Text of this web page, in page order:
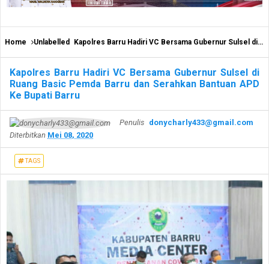
Home Unlabelled Kapolres Barru Hadiri VC Bersama Gubernur Sulsel di Ruang Basic Pemda Barru dan Serahkan Bantuan APD Ke Bupati Barru
Kapolres Barru Hadiri VC Bersama Gubernur Sulsel di
Ruang Basic Pemda Barru dan Serahkan Bantuan APD
Ke Bupati Barru
Penulis donycharly433@gmail.com
Diterbitkan Mei 08, 2020
TAGS